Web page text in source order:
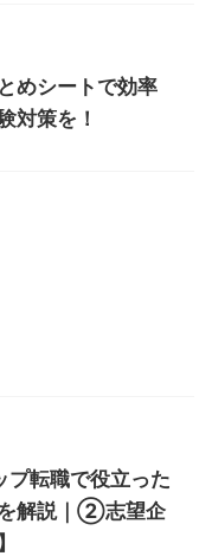
めシートで効率
対策を！
プ転職で役立った
解説｜②志望企